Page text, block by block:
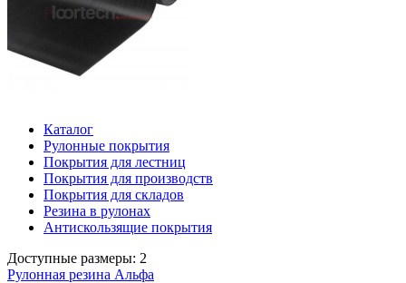
Каталог
Рулонные покрытия
Покрытия для лестниц
Покрытия для производств
Покрытия для складов
Резина в рулонах
Антискользящие покрытия
Доступные размеры: 2
Рулонная резина Альфа